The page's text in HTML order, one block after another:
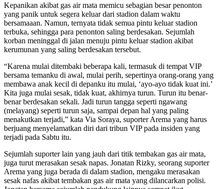
Kepanikan akibat gas air mata memicu sebagian besar penonton
yang panik untuk segera keluar dari stadion dalam waktu
bersamaaan. Namun, ternyata tidak semua pintu keluar stadion
terbuka, sehingga para penonton saling berdesakan. Sejumlah
korban meninggal di jalan menuju pintu keluar stadion akibat
kerumunan yang saling berdesakan tersebut.
“Karena mulai ditembaki beberapa kali, termasuk di tempat VIP
bersama temanku di awal, mulai perih, sepertinya orang-orang yang
membawa anak kecil di depanku itu mulai, ‘ayo-ayo tidak kuat ini.’
Kita juga mulai sesak, tidak kuat, akhirnya turun. Turun itu benar-
benar berdesakan sekali. Jadi turun tangga seperti ngawang
(melayang) seperti turun saja, sampai depan hal yang paling
menakutkan terjadi,” kata Via Soraya, suporter Arema yang harus
berjuang menyelamatkan diri dari tribun VIP pada insiden yang
terjadi pada Sabtu itu.
Sejumlah suporter lain yang jauh dari titik tembakan gas air mata,
juga turut merasakan sesak napas. Jonatan Rizky, seorang suporter
Arema yang juga berada di dalam stadion, mengaku merasakan
sesak nafas akibat tembakan gas air mata yang dilancarkan polisi.